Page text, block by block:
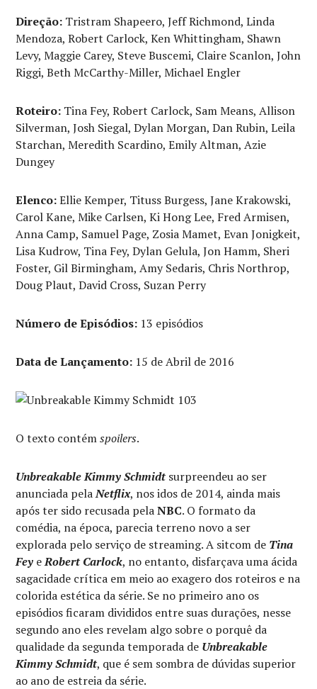
Direção: Tristram Shapeero, Jeff Richmond, Linda
Mendoza, Robert Carlock, Ken Whittingham, Shawn
Levy, Maggie Carey, Steve Buscemi, Claire Scanlon, John
Riggi, Beth McCarthy-Miller, Michael Engler
Roteiro: Tina Fey, Robert Carlock, Sam Means, Allison
Silverman, Josh Siegal, Dylan Morgan, Dan Rubin, Leila
Starchan, Meredith Scardino, Emily Altman, Azie
Dungey
Elenco:Ellie Kemper, Tituss Burgess, Jane Krakowski,
Carol Kane, Mike Carlsen, Ki Hong Lee, Fred Armisen,
Anna Camp, Samuel Page, Zosia Mamet, Evan Jonigkeit,
Lisa Kudrow, Tina Fey, Dylan Gelula, Jon Hamm, Sheri
Foster, Gil Birmingham, Amy Sedaris, Chris Northrop,
Doug Plaut, David Cross, Suzan Perry
Número de Episódios: 13 episódios
Data de Lançamento: 15 de Abril de 2016
O texto contémspoilers.
Unbreakable Kimmy Schmidtsurpreendeu ao ser
anunciada pelaNetflix, nos idos de 2014, ainda mais
após ter sido recusada pelaNBC. O formato da
comédia, na época, parecia terreno novo a ser
explorada pelo serviço de streaming. A sitcom de Tina
Fey eRobert Carlock, no entanto, disfarçava uma ácida
sagacidade crítica em meio ao exagero dos roteiros e na
colorida estética da série. Se no primeiro ano os
episódios ficaram divididos entre suas durações, nesse
segundo ano eles revelam algo sobre o porquê da
qualidade da segunda temporada de Unbreakable
Kimmy Schmidt, que é sem sombra de dúvidas superior
ao ano de estreia da série.